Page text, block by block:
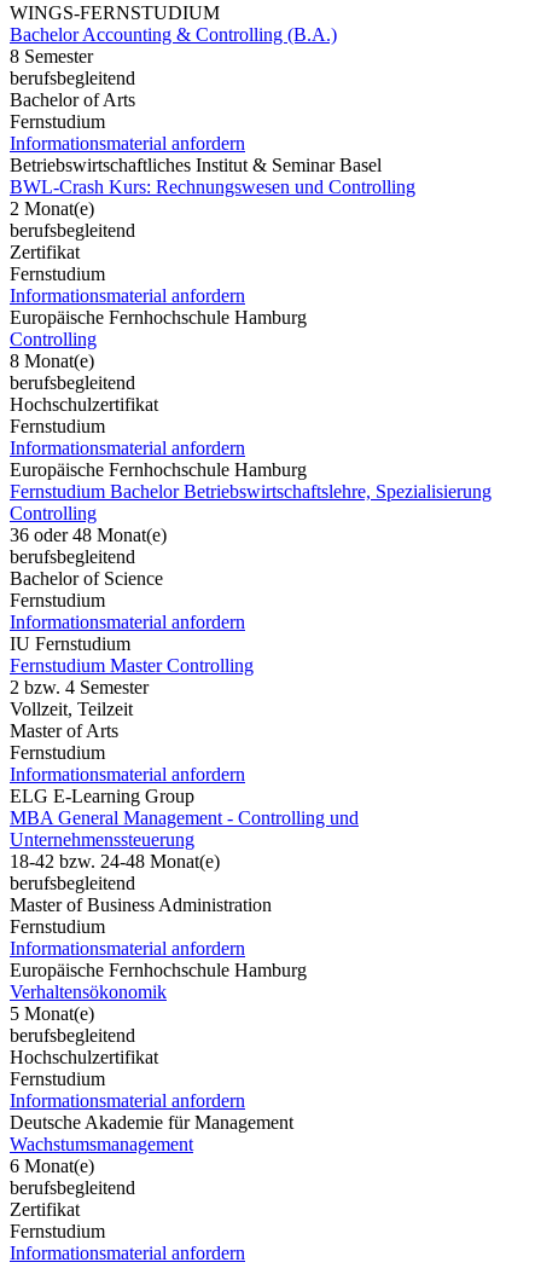
WINGS-FERNSTUDIUM
Bachelor Accounting & Controlling (B.A.)
8 Semester
berufsbegleitend
Bachelor of Arts
Fernstudium
Informationsmaterial anfordern
Betriebswirtschaftliches Institut & Seminar Basel
BWL-Crash Kurs: Rechnungswesen und Controlling
2 Monat(e)
berufsbegleitend
Zertifikat
Fernstudium
Informationsmaterial anfordern
Europäische Fernhochschule Hamburg
Controlling
8 Monat(e)
berufsbegleitend
Hochschulzertifikat
Fernstudium
Informationsmaterial anfordern
Europäische Fernhochschule Hamburg
Fernstudium Bachelor Betriebswirtschaftslehre, Spezialisierung
Controlling
36 oder 48 Monat(e)
berufsbegleitend
Bachelor of Science
Fernstudium
Informationsmaterial anfordern
IU Fernstudium
Fernstudium Master Controlling
2 bzw. 4 Semester
Vollzeit, Teilzeit
Master of Arts
Fernstudium
Informationsmaterial anfordern
ELG E-Learning Group
MBA General Management - Controlling und
Unternehmenssteuerung
18-42 bzw. 24-48 Monat(e)
berufsbegleitend
Master of Business Administration
Fernstudium
Informationsmaterial anfordern
Europäische Fernhochschule Hamburg
Verhaltensökonomik
5 Monat(e)
berufsbegleitend
Hochschulzertifikat
Fernstudium
Informationsmaterial anfordern
Deutsche Akademie für Management
Wachstumsmanagement
6 Monat(e)
berufsbegleitend
Zertifikat
Fernstudium
Informationsmaterial anfordern